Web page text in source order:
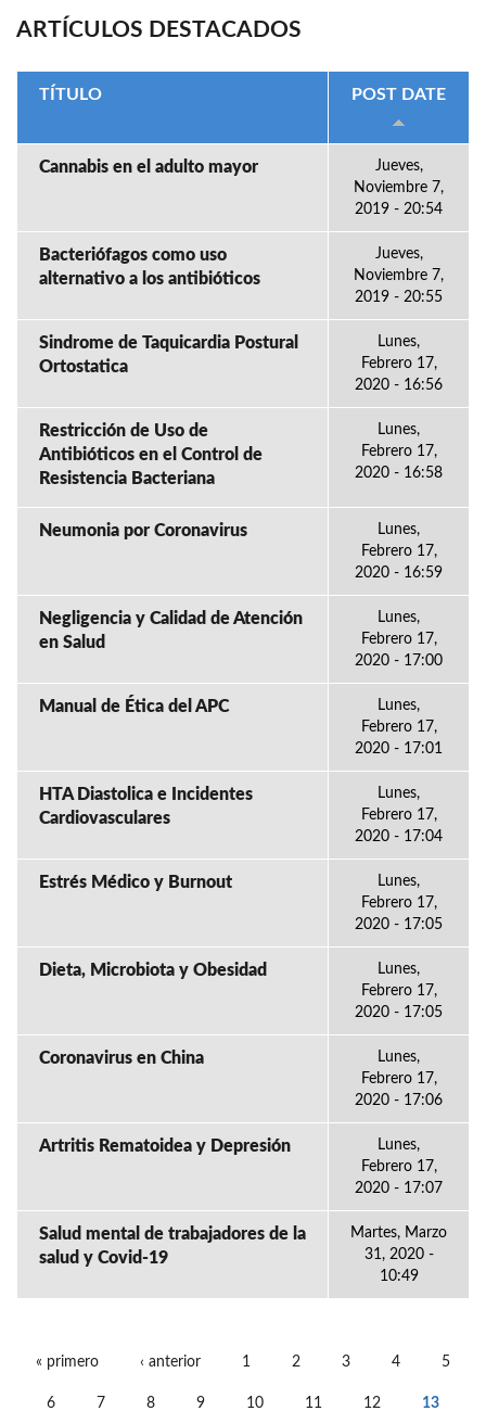
ARTÍCULOS DESTACADOS
TÍTULO POST DATE
Cannabis en el adulto mayor
Jueves,
Noviembre 7,
2019 - 20:54
Bacteriófagos como uso
alternativo a los antibióticos
Jueves,
Noviembre 7,
2019 - 20:55
Sindrome de Taquicardia Postural
Ortostatica
Lunes,
Febrero 17,
2020 - 16:56
Restricción de Uso de
Antibióticos en el Control de
Resistencia Bacteriana
Lunes,
Febrero 17,
2020 - 16:58
Neumonia por Coronavirus
Lunes,
Febrero 17,
2020 - 16:59
Negligencia y Calidad de Atención
en Salud
Lunes,
Febrero 17,
2020 - 17:00
Manual de Ética del APC
Lunes,
Febrero 17,
2020 - 17:01
HTA Diastolica e Incidentes
Cardiovasculares
Lunes,
Febrero 17,
2020 - 17:04
Estrés Médico y Burnout
Lunes,
Febrero 17,
2020 - 17:05
Dieta, Microbiota y Obesidad
Lunes,
Febrero 17,
2020 - 17:05
Coronavirus en China
Lunes,
Febrero 17,
2020 - 17:06
Artritis Rematoidea y Depresión
Lunes,
Febrero 17,
2020 - 17:07
Salud mental de trabajadores de la
salud y Covid-19
Martes, Marzo
31, 2020 -
10:49
« primero ‹ anterior 1 2 3 4 5
6 7 8 9 10 11 12 13